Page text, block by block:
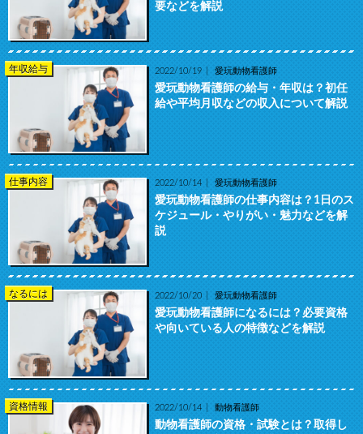
要などを解説
年収給与 2022/10/19 愛玩動物看護師
愛玩動物看護師の給与・年収は？初任
給や平均月収などの収入について解説
仕事内容 2022/10/14 愛玩動物看護師
愛玩動物看護師の仕事内容は？1日のス
ケジュール・やりがい・魅力などを解
説
なるには 2022/10/20 愛玩動物看護師
愛玩動物看護師になるには？必要資格
や向いている人の特徴などを解説
資格情報 2022/10/14 動物看護師
動物看護師の資格・試験とは？取得し